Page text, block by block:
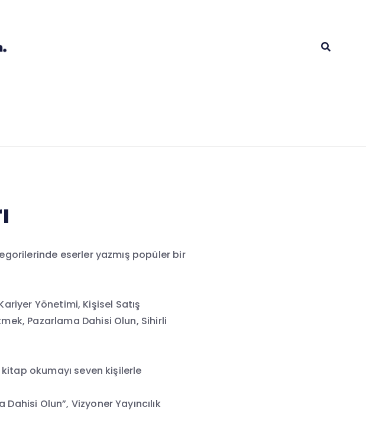
eserler yazmış popüler bir
Yönetimi, Kişisel Satış
Pazarlama Dahisi Olun, Sihirli
kitap okumayı seven kişilerle
Olun”, Vizyoner Yayıncılık